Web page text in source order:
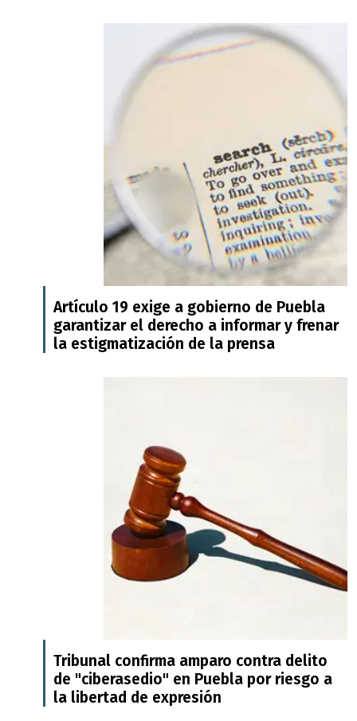
Artículo 19 exige a gobierno de Puebla
garantizar el derecho a informar y frenar
la estigmatización de la prensa
Tribunal confirma amparo contra delito
de "ciberasedio" en Puebla por riesgo a
la libertad de expresión